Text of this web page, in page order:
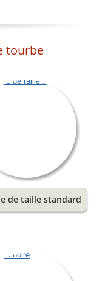
tourbe
de taille standard